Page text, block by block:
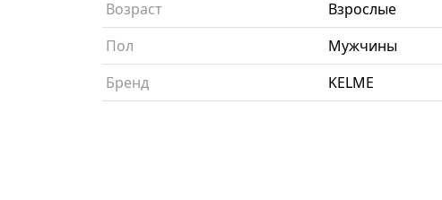
Возраст
Взрослые
Пол
Мужчины
Бренд
KELME